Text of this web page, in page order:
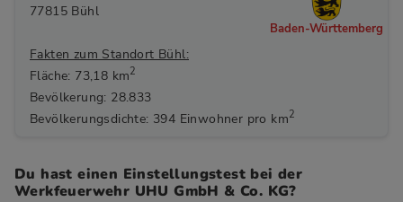
77815 Bühl
Fakten zum Standort Bühl:
Fläche: 73,18 km2
Bevölkerung: 28.833
Bevölkerungsdichte: 394 Einwohner pro km2
Baden-Württemberg
Du hast einen Einstellungstest bei der
Werkfeuerwehr UHU GmbH & Co. KG?